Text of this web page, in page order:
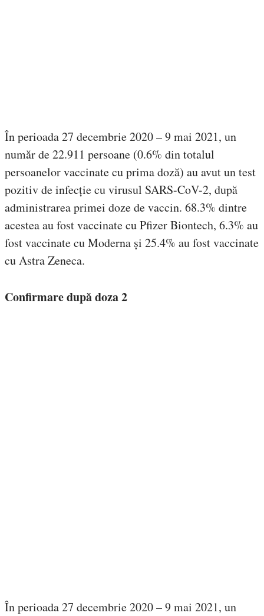
În perioada 27 decembrie 2020 – 9 mai 2021, un
număr de 22.911 persoane (0.6% din totalul
persoanelor vaccinate cu prima doză) au avut un test
pozitiv de infecție cu virusul SARS-CoV-2, după
administrarea primei doze de vaccin. 68.3% dintre
acestea au fost vaccinate cu Pfizer Biontech, 6.3% au
fost vaccinate cu Moderna și 25.4% au fost vaccinate
cu Astra Zeneca.
Confirmare după doza 2
În perioada 27 decembrie 2020 – 9 mai 2021, un